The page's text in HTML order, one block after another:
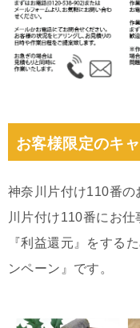
お客様限定のキ
神奈川片付け110番の
川片付け110番にお仕
『利益還元』をする
ンペーン』です。